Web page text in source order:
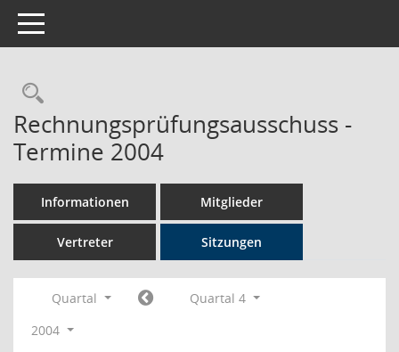
Toggle navigation
Rechercheauswahl
Rechnungsprüfungsausschuss -
Termine 2004
Informationen Mitglieder
Vertreter Sitzungen
Quartal
Quartal 4
2004